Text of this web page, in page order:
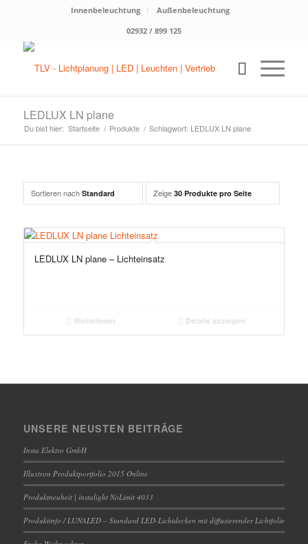
Innenbeleuchtung
Außenbeleuchtung
02932 / 899 125
LEDLUX LN plane
Du bist hier: Startseite / Produkte / Schlagwort: LEDLUX LN plane
Sortieren nach Standard Zeige 30 Produkte pro Seite
LEDLUX LN plane – Lichteinsatz
Weiterlesen Details anzeigen
UNSERE NEUSTEN BEITRÄGE
Insta Elektro GmbH
Illuxtron Produktportfolio 2015 Online
Produktneuheit | instalight NoLimit 4033
Produktinfo / LUNALED – Standard LED-Lichtdecken mit diffusierender Lichtfolie